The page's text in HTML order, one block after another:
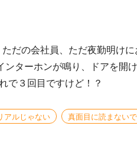
だの会社員、ただ夜勤明け
ターホンが鳴り、ドアを開
で３回目ですけど！？
アルじゃない 真面目に読まないで